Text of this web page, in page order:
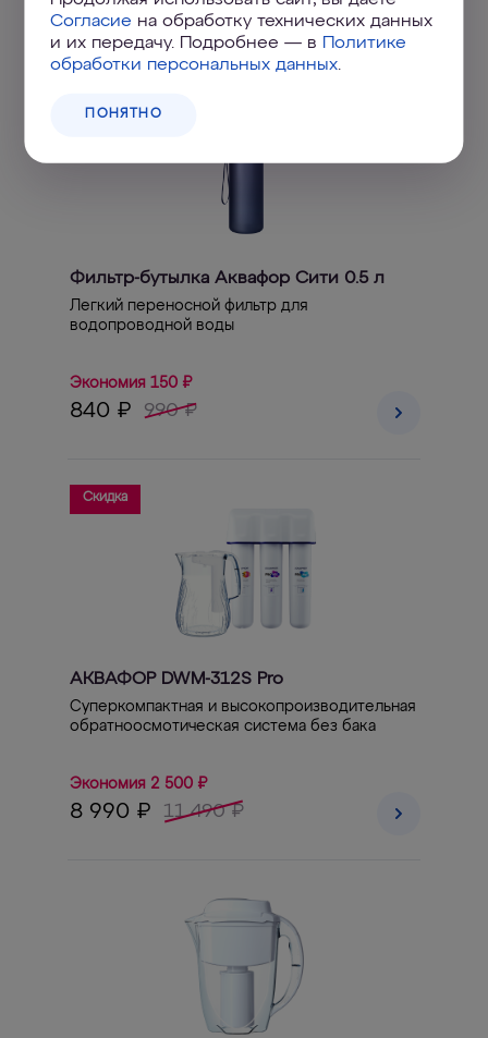
Фильтр-бутылка Аквафор Сити 0.5 л
Легкий переносной фильтр для
водопроводной воды
Экономия 150 ₽
840 ₽ 990 ₽
Скидка
АКВАФОР DWM-312S Pro
Суперкомпактная и высокопроизводительная
обратноосмотическая система без бака
Экономия 2 500 ₽
8 990 ₽ 11 490 ₽
Согласие на обработку технических данных
и их передачу. Подробнее — в Политике
обработки персональных данных.
ПОНЯТНО